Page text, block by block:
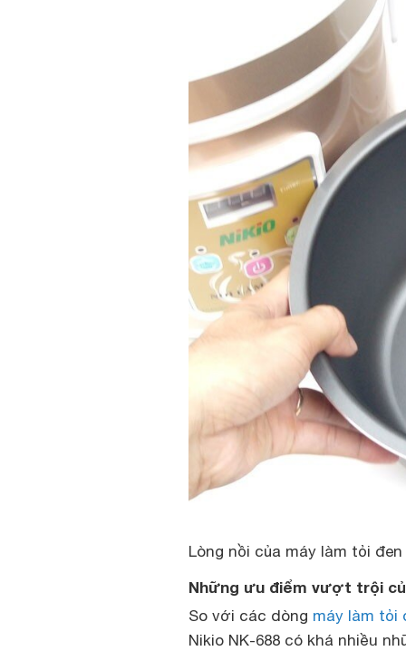
Lòng nồi của máy làm tỏi
Những ưu điểm vượt trội
So với các dòng máy làm tỏi
Nikio NK-688 có khá nhiều